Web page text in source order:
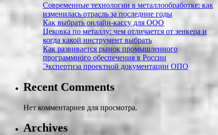
Современные технологии в металлообработке: как
изменилась отрасль за последние годы
Как выбрать онлайн-кассу для ООО
Цековка по металлу: чем отличается от зенкера и
когда какой инструмент выбрать
Как развивается рынок промышленного
программного обеспечения в России
Экспертиза проектной документации ОПО
Recent Comments
Нет комментариев для просмотра.
Archives